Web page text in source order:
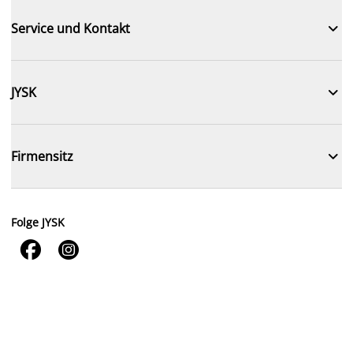
Service und Kontakt 
JYSK 
Firmensitz 
Folge JYSK
 